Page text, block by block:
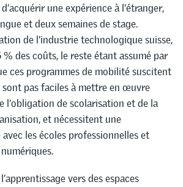
une expérience à l’étranger,
et deux semaines de stage.
de l’industrie technologique suisse,
des coûts, le reste étant assumé par
ces programmes de mobilité suscitent
pas faciles à mettre en œuvre
l’obligation de scolarisation et de la
et nécessitent une
les écoles professionnelles et
vers des espaces